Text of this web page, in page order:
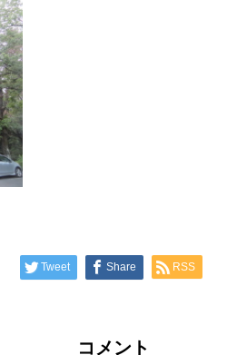
Tweet Share RSS
コメント